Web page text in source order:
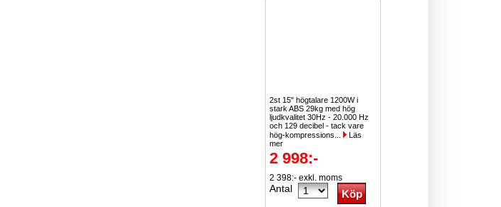
2st 15" högtalare 1200W i
stark ABS 29kg med hög
ljudkvalitet 30Hz - 20.000 Hz
och 129 decibel - tack vare
hög-kompressions...
Läs
mer
2 998:-
2 398:- exkl. moms
Antal